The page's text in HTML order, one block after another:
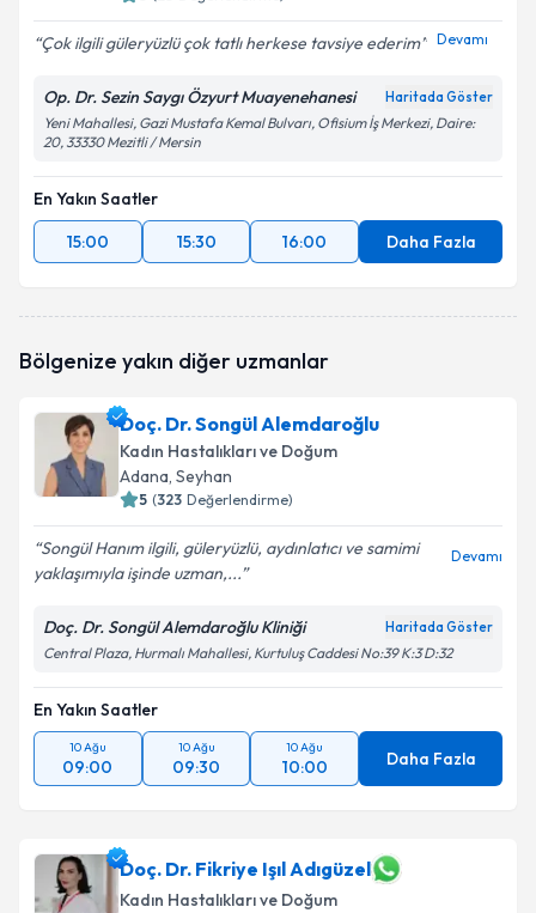
Çok ilgili güleryüzlü çok tatlı herkese tavsiye ederim Devamı
Op. Dr. Sezin Saygı Özyurt Muayenehanesi Haritada Göster
Yeni Mahallesi, Gazi Mustafa Kemal Bulvarı, Ofisium İş Merkezi, Daire:
20, 33330 Mezitli / Mersin
En Yakın Saatler
15:00
15:30 16:00 Daha Fazla
Bölgenize yakın diğer uzmanlar
Doç. Dr. Songül Alemdaroğlu
Kadın Hastalıkları ve Doğum
Adana, Seyhan
5 (323 Değerlendirme)
Songül Hanım ilgili, güleryüzlü, aydınlatıcı ve samimi
yaklaşımıyla işinde uzman,...
Devamı
Doç. Dr. Songül Alemdaroğlu Kliniği Haritada Göster
Central Plaza, Hurmalı Mahallesi, Kurtuluş Caddesi No:39 K:3 D:32
En Yakın Saatler
10 Ağu
09:00
10 Ağu
09:30
10 Ağu
10:00 Daha Fazla
Doç. Dr. Fikriye Işıl Adıgüzel
Kadın Hastalıkları ve Doğum